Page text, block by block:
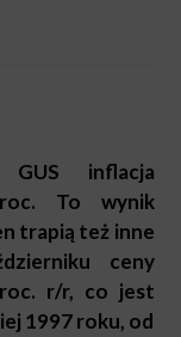
inflacja
To wynik
trapią też inne
ceny
r/r, co jest
1997 roku, od